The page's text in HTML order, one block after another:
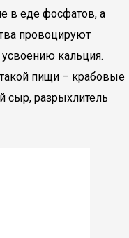
в еде фосфатов, а
провоцируют
кальция.
пищи – крабовые
сыр, разрыхлитель